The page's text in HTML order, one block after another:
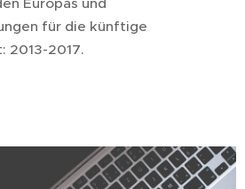
Europas und
für die künftige
2013-2017.